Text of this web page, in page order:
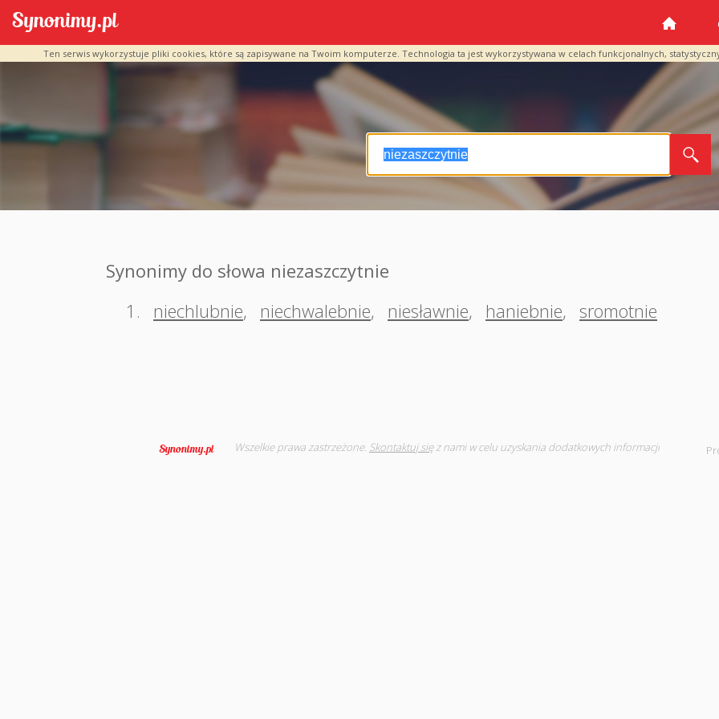
Ten serwis wykorzystuje pliki cookies, które są zapisywane na Twoim komputerze. Technologia ta jest wykorzystywana w celach funkcjonalnych,
Synonimy do słowa niezaszczytnie
1.
niechlubnie, niechwalebnie, niesławnie, haniebnie, sromotnie
Wszelkie prawa zastrzeżone. Skontaktuj sięz nami w celu uzyskania dodatkowych informacji